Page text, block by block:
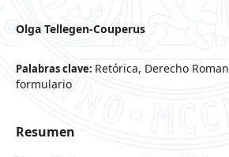
Olga Tellegen-Couperus
Palabras clave: Retórica, Derecho
formulario
Resumen